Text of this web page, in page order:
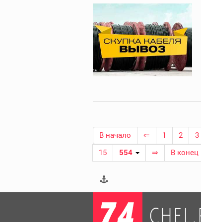
В начало ⇐ 1 2 3
15
554 ⇒ В конец